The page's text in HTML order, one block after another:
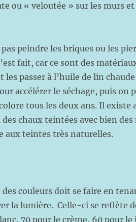
ou « veloutée » sur les murs
peindre les briques ou les
fait, car ce sont des
les passer à l’huile de lin
accélérer le séchage, puis on
tous les deux ans. Il existe
des chaux teintées avec bien
aux teintes très naturelles.
des couleurs doit se faire en
la lumière. Celle-ci se reflète
70 pour le crème, 60 pour